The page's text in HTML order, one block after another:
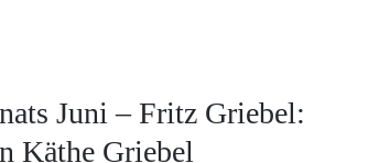
Juni – Fritz Griebel:
Käthe Griebel